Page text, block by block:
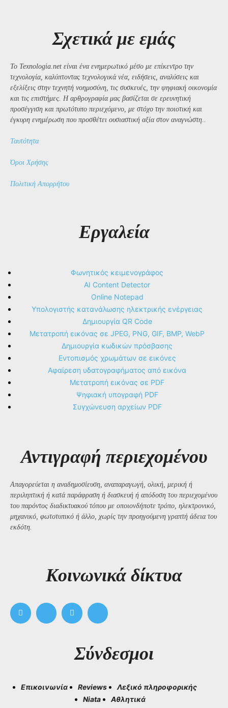
Σχετικά με εμάς
Το Texnologia.net είναι ένα ενημερωτικό μέσο με επίκεντρο την
τεχνολογία, καλύπτοντας τεχνολογικά νέα, ειδήσεις, αναλύσεις και
εξελίξεις στην τεχνητή νοημοσύνη, τις συσκευές, την ψηφιακή οικονομία
και τις επιστήμες. Η αρθρογραφία μας βασίζεται σε ερευνητική
προσέγγιση και πρωτότυπο περιεχόμενο, με στόχο την ποιοτική και
έγκυρη ενημέρωση που προσθέτει ουσιαστική αξία στον αναγνώστη..
Ταυτότητα
Όροι Χρήσης
Πολιτική Απορρήτου
Εργαλεία
Φωνητικός κειμενογράφος
AI Content Detector
Online Notepad
Υπολογιστής κατανάλωσης ηλεκτρικής ενέργειας
Δημιουργία QR Code
Μετατροπή εικόνας σε JPEG, PNG, GIF, BMP, WebP
Δημιουργία κωδικών πρόσβασης
Εντοπισμός χρωμάτων σε εικόνες
Αφαίρεση υδατογραφήματος από εικόνα
Μετατροπή εικόνας σε PDF
Ψηφιακή υπογραφή PDF
Συγχώνευση αρχείων PDF
Αντιγραφή περιεχομένου
Απαγορεύεται η αναδημοσίευση, αναπαραγωγή, ολική, μερική ή
περιληπτική ή κατά παράφραση ή διασκευή ή απόδοση του περιεχομένου
του παρόντος διαδικτυακού τόπου με οποιονδήποτε τρόπο, ηλεκτρονικό,
μηχανικό, φωτοτυπικό ή άλλο, χωρίς την προηγούμενη γραπτή άδεια του
εκδότη.
Kοινωνικά δίκτυα
Σύνδεσμοι
Επικοινωνία Reviews
Λεξικό πληροφορικής
Niata
Αθλητικά